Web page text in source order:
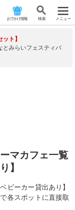
おでかけ情報 検 索 メニュー
ト】
とみらいフェスティバ
マカフェ一覧
】
ビーカー貸出あり】
各スポットに直接取